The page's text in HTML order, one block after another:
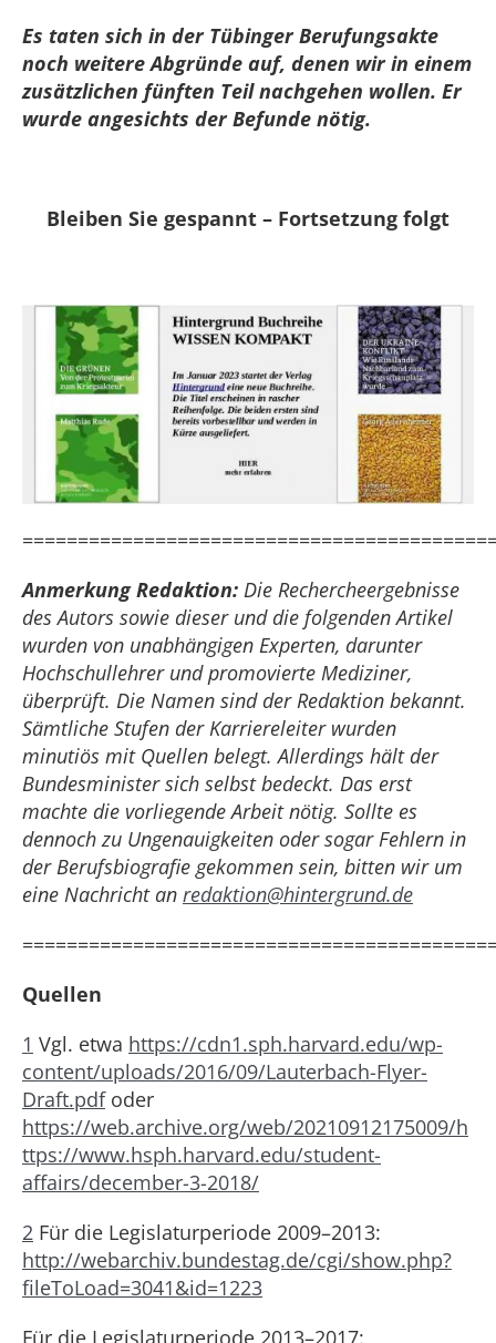
Es taten sich in der Tübinger Berufungsakte
noch weitere Abgründe auf, denen wir in einem
zusätzlichen fünften Teil nachgehen wollen. Er
wurde angesichts der Befunde nötig.
Bleiben Sie gespannt – Fortsetzung folgt
Anmerkung Redaktion: Die Rechercheergebnisse
des Autors sowie dieser und die folgenden Artikel
wurden von unabhängigen Experten, darunter
Hochschullehrer und promovierte Mediziner,
überprüft. Die Namen sind der Redaktion bekannt.
Sämtliche Stufen der Karriereleiter wurden
minutiös mit Quellen belegt.Allerdings hält der
Bundesminister sich selbst bedeckt. Das erst
machte die vorliegende Arbeit nötig. Sollte es
dennoch zu Ungenauigkeiten oder sogar Fehlern in
der Berufsbiografie gekommen sein, bitten wir um
eine Nachricht an redaktion@hintergrund.de
Quellen
1 Vgl. etwa https://cdn1.sph.harvard.edu/wp-
content/uploads/2016/09/Lauterbach-Flyer-
Draft.pdfoder
https://web.archive.org/web/20210912175009/h
ttps://www.hsph.harvard.edu/student-
affairs/december-3-2018/
2 Für die Legislaturperiode 2009–2013:
http://webarchiv.bundestag.de/cgi/show.php?
fileToLoad=3041&id=1223